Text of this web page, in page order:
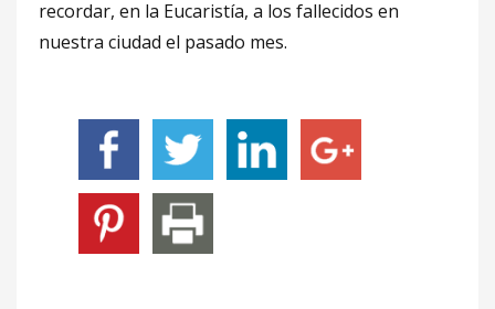
recordar, en la Eucaristía, a los fallecidos en
nuestra ciudad el pasado mes.